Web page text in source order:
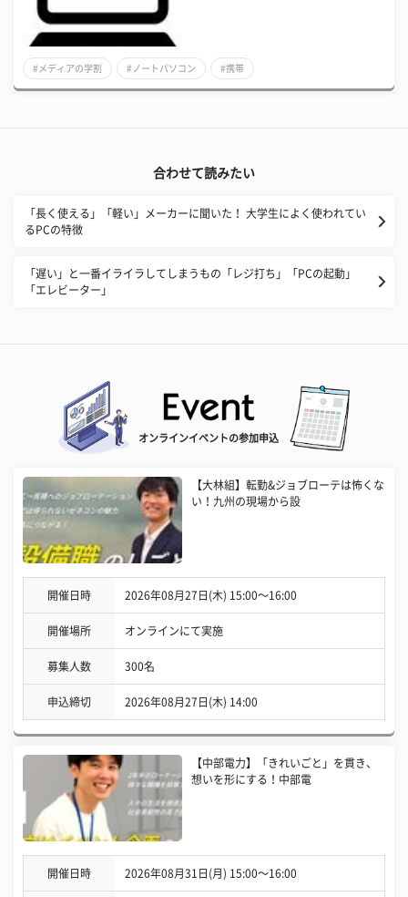
#メディアの学割 #ノートパソコン #携帯
合わせて読みたい
「長く使える」「軽い」メーカーに聞いた！ 大学生によく使われてい
るPCの特徴
「遅い」と一番イライラしてしまうもの「レジ打ち」「PCの起動」
「エレビーター」
オンラインイベントの参加申込
【大林組】転勤&ジョブローテは怖くな
い！九州の現場から設
開催日時 2026年08月27日(木) 15:00〜16:00
開催場所 オンラインにて実施
募集人数 300名
申込締切 2026年08月27日(木) 14:00
【中部電力】「きれいごと」を貫き、
想いを形にする！中部電
開催日時 2026年08月31日(月) 15:00〜16:00